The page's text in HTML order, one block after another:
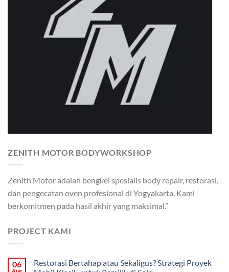
ZENITH MOTOR BODYWORKSHOP
Zenith Motor adalah bengkel spesialis body repair, restorasi,
dan pengecatan oven profesional di Yogyakarta. Kami
berkomitmen pada hasil akhir yang maksimal.”
PROJECT KAMI
06
Aug
Restorasi Bertahap atau Sekaligus? Strategi Proyek